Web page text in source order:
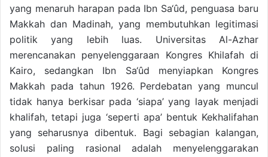
yang menaruh harapan pada Ibn Sa‘ûd, penguasa baru
Makkah dan Madinah, yang membutuhkan legitimasi
politik yang lebih luas. Universitas Al-Azhar
merencanakan penyelenggaraan Kongres Khilafah di
Kairo, sedangkan Ibn Sa‘ûd menyiapkan Kongres
Makkah pada tahun 1926. Perdebatan yang muncul
tidak hanya berkisar pada ‘siapa’ yang layak menjadi
khalifah, tetapi juga ‘seperti apa’ bentuk Kekhalifahan
yang seharusnya dibentuk. Bagi sebagian kalangan,
solusi paling rasional adalah menyelenggarakan